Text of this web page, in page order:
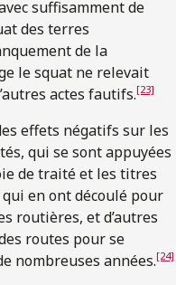
suffisamment de
des terres
de la
le squat ne relevait
actes fautifs.[23]
effets négatifs sur les
qui se sont appuyées
de traité et les titres
en ont découlé pour
routières, et d’autres
routes pour se
nombreuses années.[24]